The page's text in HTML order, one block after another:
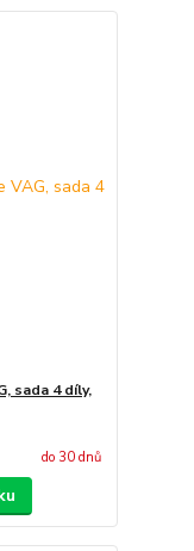
sada 4 díly,
do 30 dnů